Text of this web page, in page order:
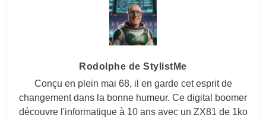
Rodolphe de StylistMe
Conçu en plein mai 68, il en garde cet esprit de
changement dans la bonne humeur. Ce digital boomer
découvre l'informatique à 10 ans avec un ZX81 de 1ko